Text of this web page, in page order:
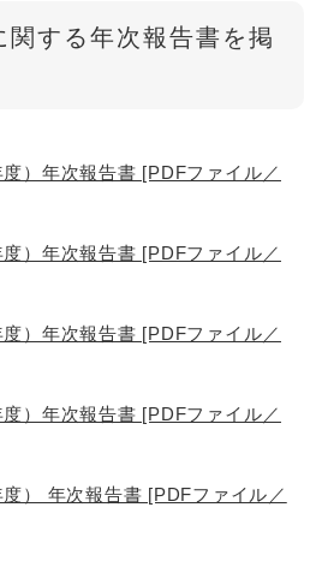
関する年次報告書を掲
）年次報告書 [PDFファイル／
）年次報告書 [PDFファイル／
）年次報告書 [PDFファイル／
）年次報告書 [PDFファイル／
） 年次報告書 [PDFファイル／